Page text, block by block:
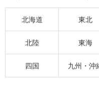
北海道 東北
北陸 東海
四国 九州・沖